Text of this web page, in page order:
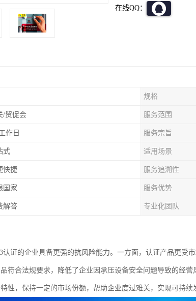
在线QQ：
规格
/贸促会 服务范围
作日 服务宗旨
式 适用场景
快捷 服务追溯性
国家 服务优势
解答 专业化团队
认证的企业具备更强的抗风险能力。一方面，认证产品更受
符合法规要求，降低了企业因承压设备安全问题导致的经
性，保持一定的市场份额，帮助企业度过难关，实现可持续